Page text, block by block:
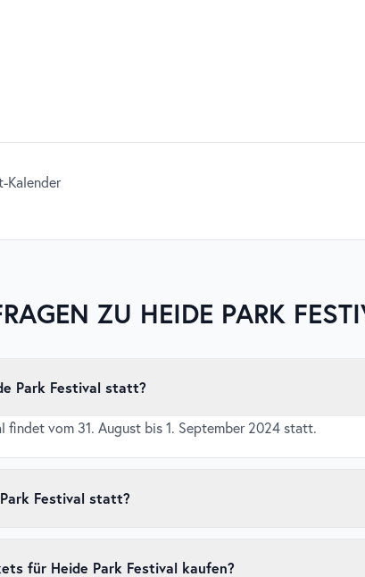
Kalender
ZU HEIDE PARK
Wann findet Heide Park Festival statt?
findet vom 31. August bis 1. September 2024 statt.
Wo findet Heide Park Festival statt?
Wo kann ich Tickets für Heide Park Festival kaufen?